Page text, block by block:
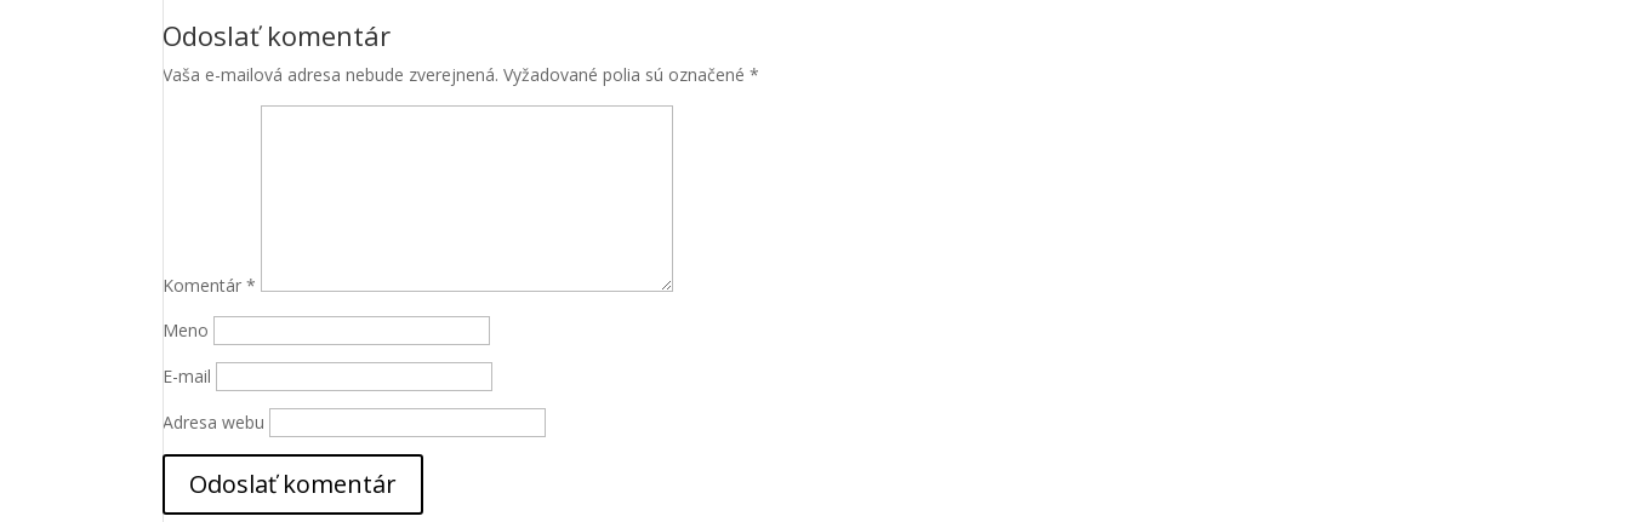
Odoslať komentár
Vaša e-mailová adresa nebude zverejnená. Vyžadované polia sú označené*
Komentár*
Meno
E-mail
Adresa webu